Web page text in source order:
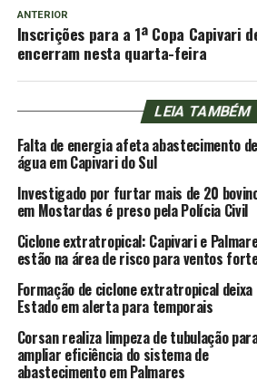
ANTERIOR
Inscrições para a 1ª Copa Capivari
encerram nesta quarta-feira
LEIA TAMBÉM
Falta de energia afeta abastecimento de
água em Capivari do Sul
Investigado por furtar mais de 20
em Mostardas é preso pela Polícia Civil
Ciclone extratropical: Capivari e
estão na área de risco para ventos
Formação de ciclone extratropical deixa
Estado em alerta para temporais
Corsan realiza limpeza de tubulação
ampliar eficiência do sistema de
abastecimento em Palmares